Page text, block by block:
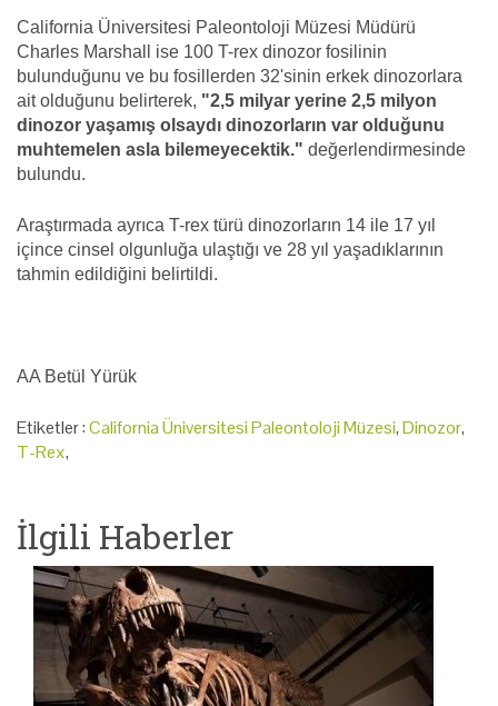
California Üniversitesi Paleontoloji Müzesi Müdürü
Charles Marshall ise 100 T-rex dinozor fosilinin
bulunduğunu ve bu fosillerden 32'sinin erkek dinozorlara
ait olduğunu belirterek, "2,5 milyar yerine 2,5 milyon
dinozor yaşamış olsaydı dinozorların var olduğunu
muhtemelen asla bilemeyecektik." değerlendirmesinde
bulundu.
Araştırmada ayrıca T-rex türü dinozorların 14 ile 17 yıl
içince cinsel olgunluğa ulaştığı ve 28 yıl yaşadıklarının
tahmin edildiğini belirtildi.
AA Betül Yürük
Etiketler :California Üniversitesi Paleontoloji Müzesi,Dinozor,
T-Rex,
İlgili Haberler